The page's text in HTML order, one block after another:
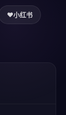
❤️小红书